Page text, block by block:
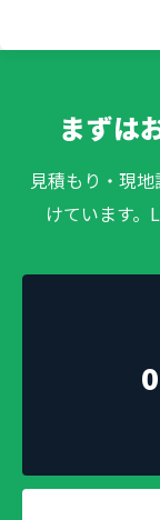
まずは
見積もり・現
けています。